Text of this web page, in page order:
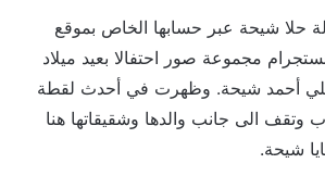
حلا شيحة عبر حسابها الخاص بموقع
مجموعة صور احتفالا بعيد ميلاد
أحمد شيحة. وظهرت في أحدث لقطة
وتقف الى جانب والدها وشقيقاتها هنا
شيحة.